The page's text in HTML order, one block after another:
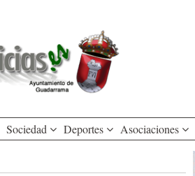
Sociedad Deportes Asociaciones